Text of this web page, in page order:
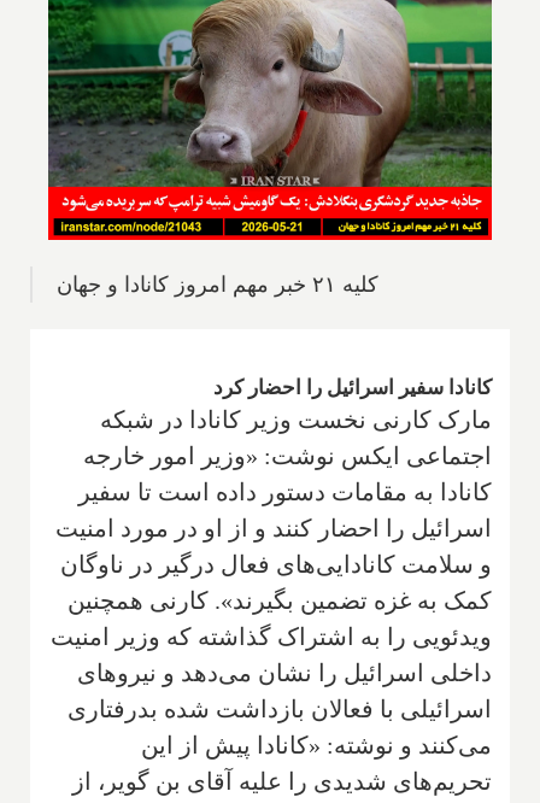
کلیه ۲۱ خبر مهم امروز کانادا و جهان
کانادا سفیر اسرائیل را احضار کرد
مارک کارنی نخست وزیر کانادا در شبکه‌
اجتماعی ایکس نوشت: «وزیر امور خارجه
کانادا به مقامات دستور داده است تا سفیر
اسرائیل را احضار کنند و از او در مورد امنیت
و سلامت کانادایی‌های فعال درگیر در ناوگان
کمک به غزه تضمین بگیرند». کارنی همچنین
ویدئویی را به اشتراک گذاشته که وزیر امنیت
داخلی اسرائیل را نشان می‌دهد و نیروهای
اسرائیلی با فعالان بازداشت شده بدرفتاری
می‌کنند و نوشته: «کانادا پیش از این
تحریم‌های شدیدی را علیه آقای بن گویر، از